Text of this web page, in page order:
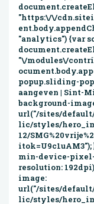
"https:\/\/
"analytics") {var
"\/modules\/
popup.sliding-
aangeven | Sint-
background-
url("/sites/
lic/styles/
12/
min-device-pixel-
resolution:
image:
url("/sites/
lic/styles/